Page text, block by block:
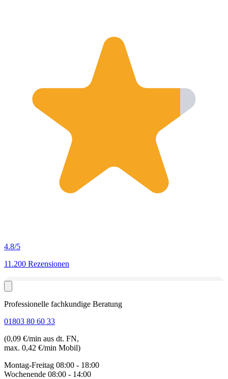
4.8/5
11.200 Rezensionen
Professionelle fachkundige Beratung
01803 80 60 33
(0,09 €/min aus dt. FN,
max. 0,42 €/min Mobil)
Montag-Freitag 08:00 - 18:00
Wochenende 08:00 - 14:00